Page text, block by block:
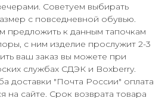
Советуем выбирать
с повседневной обувью.
предложить к данным тапочкам
с ним изделие прослужит 2-3
ваш заказ вы можете при
службах СДЭК и Boxberry.
доставки "Почта России" оплата
на сайте. Срок возврата товара